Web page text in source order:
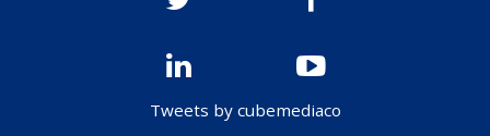
Tweets by cubemediaco